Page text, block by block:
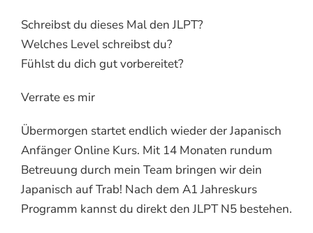
Schreibst du dieses Mal den JLPT?
Welches Level schreibst du?
Fühlst du dich gut vorbereitet?
Verrate es mir
Übermorgen startet endlich wieder der Japanisch
Anfänger Online Kurs. Mit 14 Monaten rundum
Betreuung durch mein Team bringen wir dein
Japanisch auf Trab! Nach dem A1 Jahreskurs
Programm kannst du direkt den JLPT N5 bestehen.